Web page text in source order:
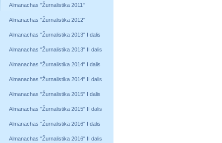
Almanachas "Žurnalistika 2011"
Almanachas "Žurnalistika 2012"
Almanachas "Žurnalistika 2013" I dalis
Almanachas "Žurnalistika 2013" II dalis
Almanachas "Žurnalistika 2014" I dalis
Almanachas "Žurnalistika 2014" II dalis
Almanachas "Žurnalistika 2015" I dalis
Almanachas "Žurnalistika 2015" II dalis
Almanachas "Žurnalistika 2016" I dalis
Almanachas "Žurnalistika 2016" II dalis